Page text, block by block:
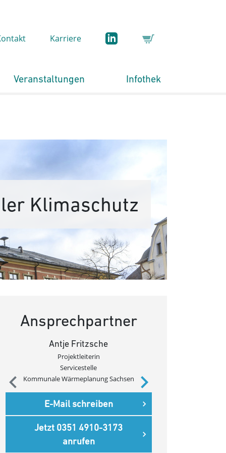
Karriere
Veranstaltungen Infothek
Klimaschutz
Ansprechpartner
Antje Fritzsche
Projektleiterin
Servicestelle
Kommunale Wärmeplanung Sachsen
E-Mail schreiben
Jetzt 0351 4910-3173
anrufen